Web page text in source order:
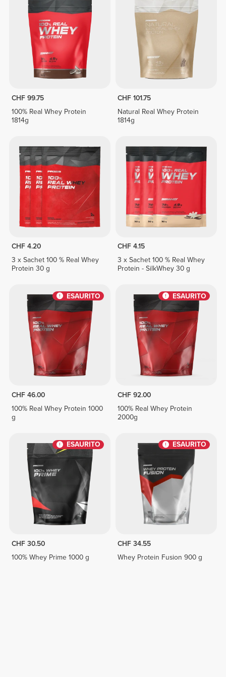
CHF 99.75
100% Real Whey Protein
1814g
CHF 101.75
Natural Real Whey Protein
1814g
CHF 4.20
3 x Sachet 100 % Real Whey
Protein 30 g
CHF 4.15
3 x Sachet 100 % Real Whey
Protein - SilkWhey 30 g
ESAURITO
CHF 46.00
100% Real Whey Protein 1000
g
ESAURITO
CHF 92.00
100% Real Whey Protein
2000g
ESAURITO
CHF 30.50
100% Whey Prime 1000 g
ESAURITO
CHF 34.55
Whey Protein Fusion 900 g